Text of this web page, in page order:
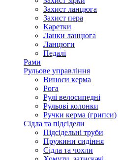
Захист ланцюга
Захист пера
Каретки
Ланки ланцюга
Ланцюги
Педалі
Рами
Рульове управління
Виноси керма
Рога
Рулі велосипедні
Рульові колонки
Ручки керма (грипси)
Сідла та підсідели
Підсідельні труби
Пружини сидіння
Сідла та чохли